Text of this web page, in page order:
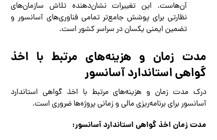
آن‌هاست. این تغییرات نشان‌دهنده تلاش سازمان‌های
نظارتی برای پوشش جامع‌تر تمامی فناوری‌های آسانسور و
تضمین ایمنی یکسان در سراسر کشور است.
مدت زمان و هزینه‌های مرتبط با اخذ
گواهی استاندارد آسانسور
درک مدت زمان و هزینه‌های مرتبط با اخذ گواهی استاندارد
آسانسور برای برنامه‌ریزی مالی و زمانی پروژه‌ها ضروری است.
مدت زمان اخذ گواهی استاندارد آسانسور: